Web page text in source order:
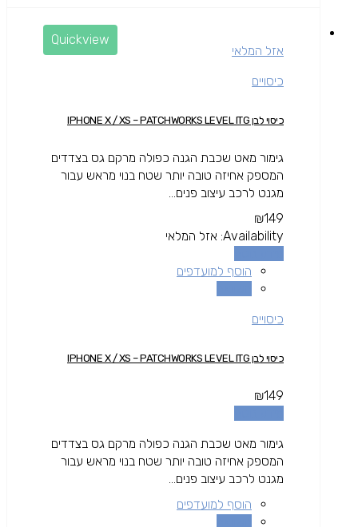
Quickview
אזל המלאי
כיסויים
כיסוי לבן IPHONE X / XS – PATCHWORKS LEVEL ITG
גימור מאט שכבת הגנה כפולה מרקם גס בצדדים
המספק אחיזה טובה יותר שטח בנוי מראש עבור
מגנט לרכב עיצוב פנים...
₪149
Availability: אזל המלאי
הוסף למועדפים
כיסויים
כיסוי לבן IPHONE X / XS – PATCHWORKS LEVEL ITG
₪149
גימור מאט שכבת הגנה כפולה מרקם גס בצדדים
המספק אחיזה טובה יותר שטח בנוי מראש עבור
מגנט לרכב עיצוב פנים...
הוסף למועדפים